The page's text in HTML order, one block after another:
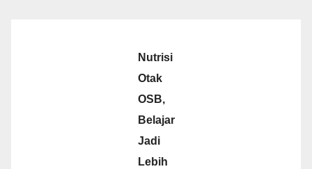
Nutrisi
Otak
OSB,
Belajar
Jadi
Lebih